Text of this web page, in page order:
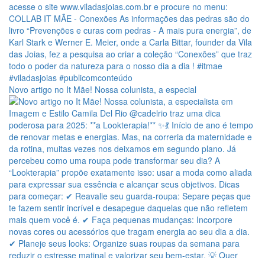
Novo artigo no It Mãe! Nossa colunista, a especial